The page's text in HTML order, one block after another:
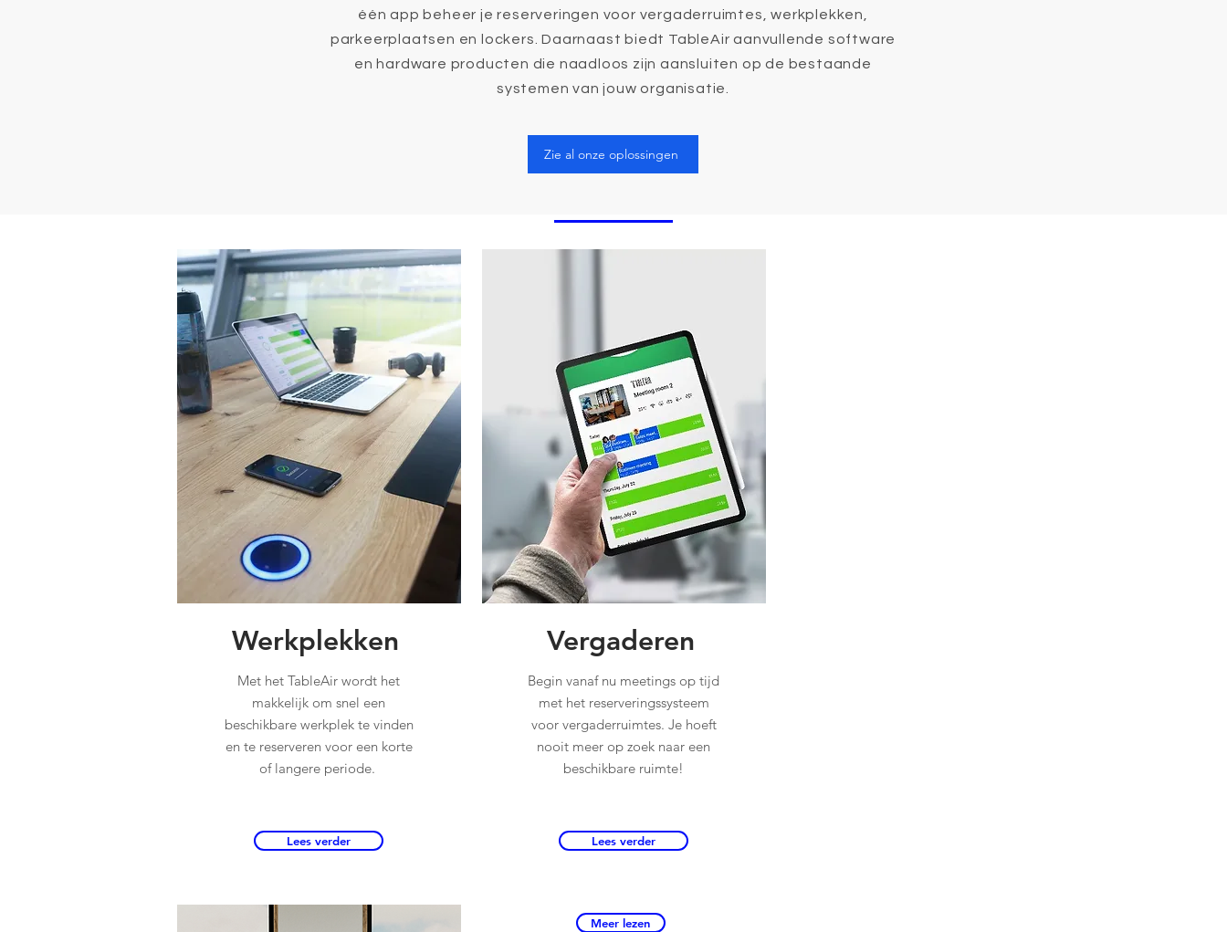
één app beheer je reserveringen voor vergaderruimtes, werkplekken,
parkeerplaatsen en lockers. Daarnaast biedt TableAir aanvullende software
en hardware producten die naadloos zijn aansluiten op de bestaande
systemen van jouw organisatie.
Zie al onze oplossingen
Werkplekken
Met het TableAir wordt het
makkelijk om snel een
beschikbare werkplek te vinden
en te reserveren voor een korte
of langere periode.
Lees verder
Vergaderen
Begin vanaf nu meetings op tijd
met het reserveringssysteem
voor vergaderruimtes. Je hoeft
nooit meer op zoek naar een
beschikbare ruimte!
Lees verder
Meer lezen